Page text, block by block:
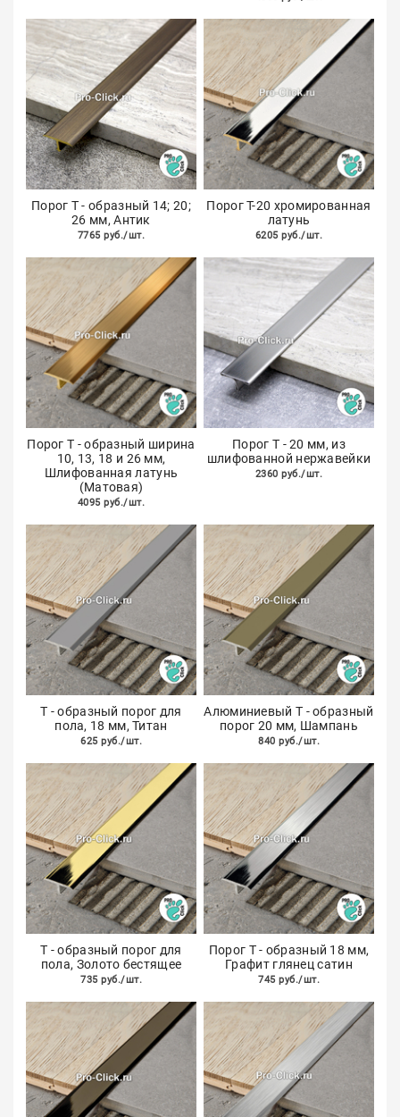
Порог Т - образный 14; 20;
26 мм, Антик
7765 руб./шт.
Порог Т-20 хромированная
латунь
6205 руб./шт.
Порог Т - образный ширина
10, 13, 18 и 26 мм,
Шлифованная латунь
(Матовая)
4095 руб./шт.
Порог Т - 20 мм, из
шлифованной нержавейки
2360 руб./шт.
Т - образный порог для
пола, 18 мм, Титан
625 руб./шт.
Алюминиевый Т - образный
порог 20 мм, Шампань
840 руб./шт.
Т - образный порог для
пола, Золото бестящее
735 руб./шт.
Порог Т - образный 18 мм,
Графит глянец сатин
745 руб./шт.